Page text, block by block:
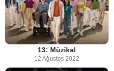
13: Müzikal
12 Ağustos 2022